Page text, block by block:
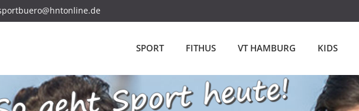
SPORT FITHUS VT HAMBURG KIDS